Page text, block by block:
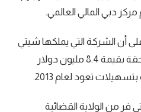
دبي المالي العالمي.
أن الشركة التي يملكها شيتي
متعثرة في دفع ديون مستحقة بقيمة 8.4 مليون دولار
فر من الولاية القضائية